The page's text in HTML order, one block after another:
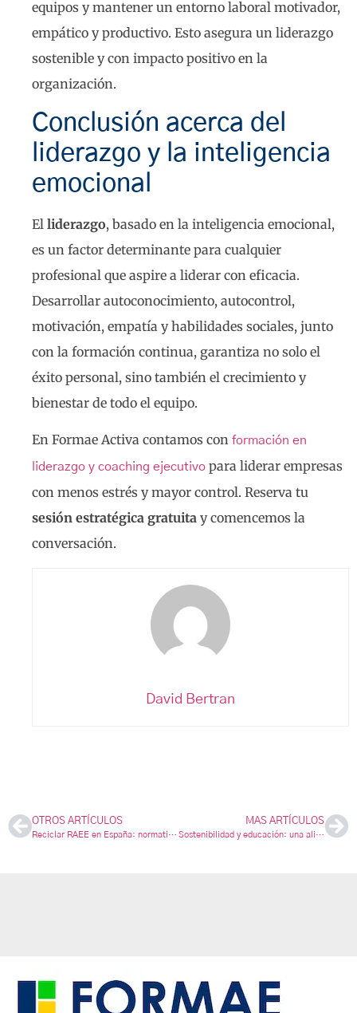
equipos y mantener un entorno laboral motivador,
empático y productivo. Esto asegura un liderazgo
sostenible y con impacto positivo en la
organización.
Conclusión acerca del
liderazgo y la inteligencia
emocional
El liderazgo, basado en la inteligencia emocional,
es un factor determinante para cualquier
profesional que aspire a liderar con eficacia.
Desarrollar autoconocimiento, autocontrol,
motivación, empatía y habilidades sociales, junto
con la formación continua, garantiza no solo el
éxito personal, sino también el crecimiento y
bienestar de todo el equipo.
En Formae Activa contamos con formación en
liderazgo y coaching ejecutivo para liderar empresas
con menos estrés y mayor control. Reserva tu
sesión estratégica gratuita y comencemos la
conversación.
David Bertran
OTROS ARTÍCULOS
Reciclar RAEE en España: normativa, gestión y recogida de residuos
MAS ARTÍCULOS
Sostenibilidad y educación: una alianza imprescindible